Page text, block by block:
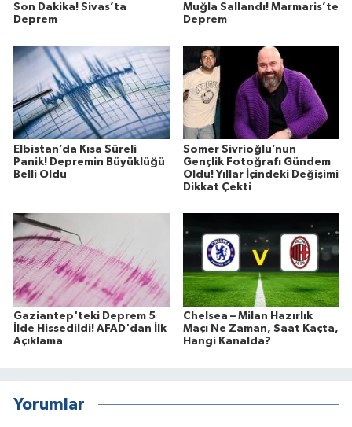
Son Dakika! Sivas’ta
Deprem
Muğla Sallandı! Marmaris’te
Deprem
Elbistan’da Kısa Süreli
Panik! Depremin Büyüklüğü
Belli Oldu
Somer Sivrioğlu’nun
Gençlik Fotoğrafı Gündem
Oldu! Yıllar İçindeki Değişimi
Dikkat Çekti
Gaziantep'teki Deprem 5
İlde Hissedildi! AFAD'dan İlk
Açıklama
Chelsea – Milan Hazırlık
Maçı Ne Zaman, Saat Kaçta,
Hangi Kanalda?
Yorumlar